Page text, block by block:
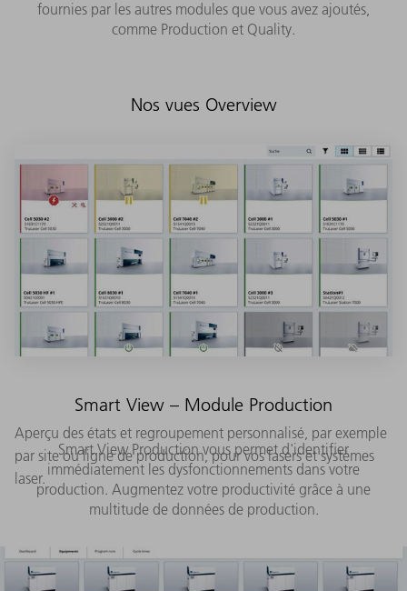
fournies par les autres modules que vous avez ajoutés,
comme Production et Quality.
Nos vues Overview
Aperçu des états et regroupement personnalisé, par exemple
par site ou ligne de production, pour vos lasers et systèmes
laser.
Smart View – Module Production
Smart View Production vous permet d'identifier
immédiatement les dysfonctionnements dans votre
production. Augmentez votre productivité grâce à une
multitude de données de production.